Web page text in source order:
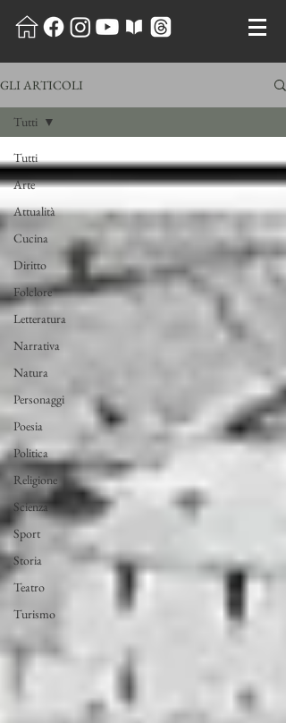
GLI ARTICOLI
Tutti
Arte
Attualità
Cucina
Diritto
Folclore
Letteratura
Narrativa
Natura
Personaggi
Poesia
Politica
Religione
Scienza
Sport
Storia
Teatro
Turismo
Tutti